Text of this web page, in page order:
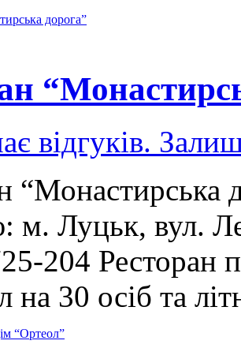
відгуків.
“Монастирська
м. Луцьк, вул.
204 Ресторан
на 30 осіб та